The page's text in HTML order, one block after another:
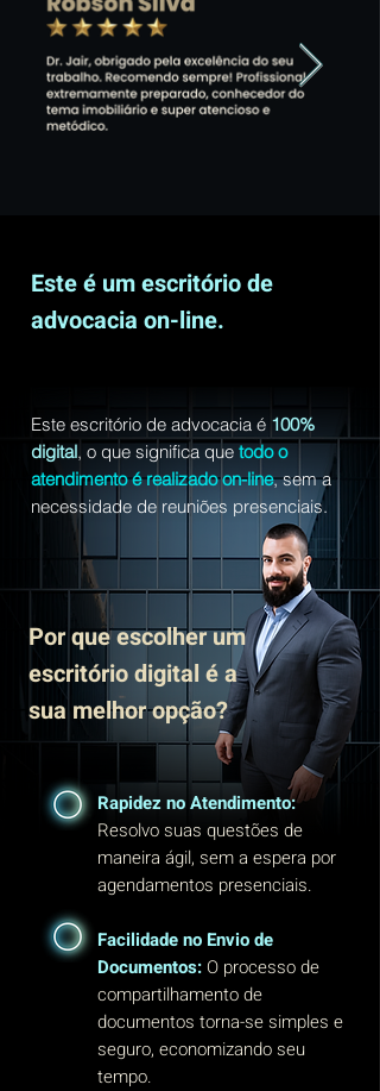
Este é um escritório de
advocacia on-line.
Este escritório de advocacia é 100%
digital, o que significa quetodo o
atendimento é realizado on-line, sem a
necessidade de reuniões presenciais.
Por que escolher um
escritório digital é a
sua melhor opção?
Rapidez no Atendimento:
Resolvo suas questões de
maneira ágil, sem a espera por
agendamentos presenciais.
Facilidade no Envio de
Documentos: O processo de
compartilhamento de
documentos torna-se simples e
seguro, economizando seu
tempo.